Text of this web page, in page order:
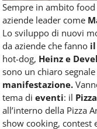
Sempre in ambito
aziende leader come
Lo sviluppo di nuovi
da aziende che fanno il
hot-dog, Heinz e
sono un chiaro segnale
manifestazione.
tema di eventi: il
all’interno della Pizza
show cooking, contest